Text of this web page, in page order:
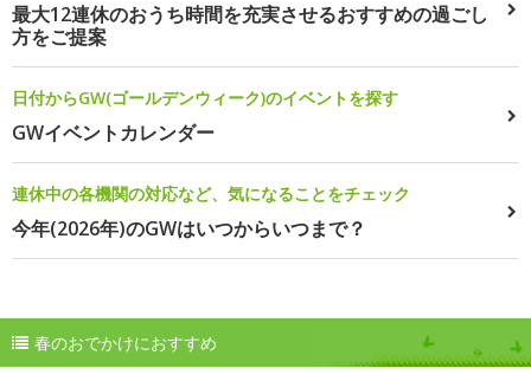
最大12連休のおうち時間を充実させるおすすめの過ごし
方をご提案
日付からGW(ゴールデンウィーク)のイベントを探す
GWイベントカレンダー
連休中の各機関の対応など、気になることをチェック
今年(2026年)のGWはいつからいつまで？
春のおでかけにおすすめ